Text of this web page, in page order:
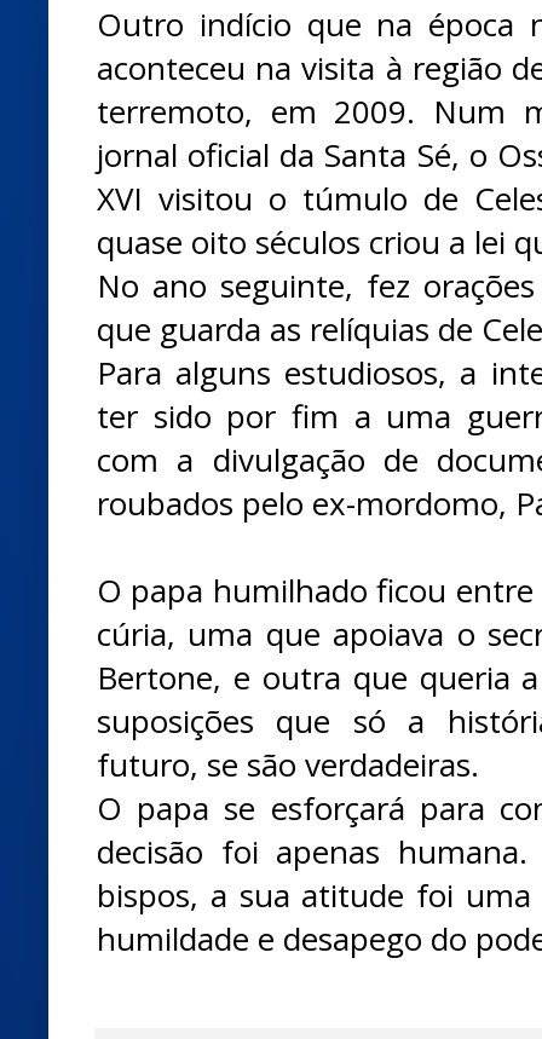
Outro indício que na época
aconteceu na visita à região
terremoto, em 2009. Num
jornal oficial da Santa Sé, o
XVI visitou o túmulo de
quase oito séculos criou a lei
No ano seguinte, fez
que guarda as relíquias de
Para alguns estudiosos, a
ter sido por fim a uma
com a divulgação de
roubados pelo ex-mordomo,
O papa humilhado ficou
cúria, uma que apoiava o
Bertone, e outra que queria
suposições que só a
futuro, se são verdadeiras.
O papa se esforçará para
decisão foi apenas
bispos, a sua atitude foi
humildade e desapego do